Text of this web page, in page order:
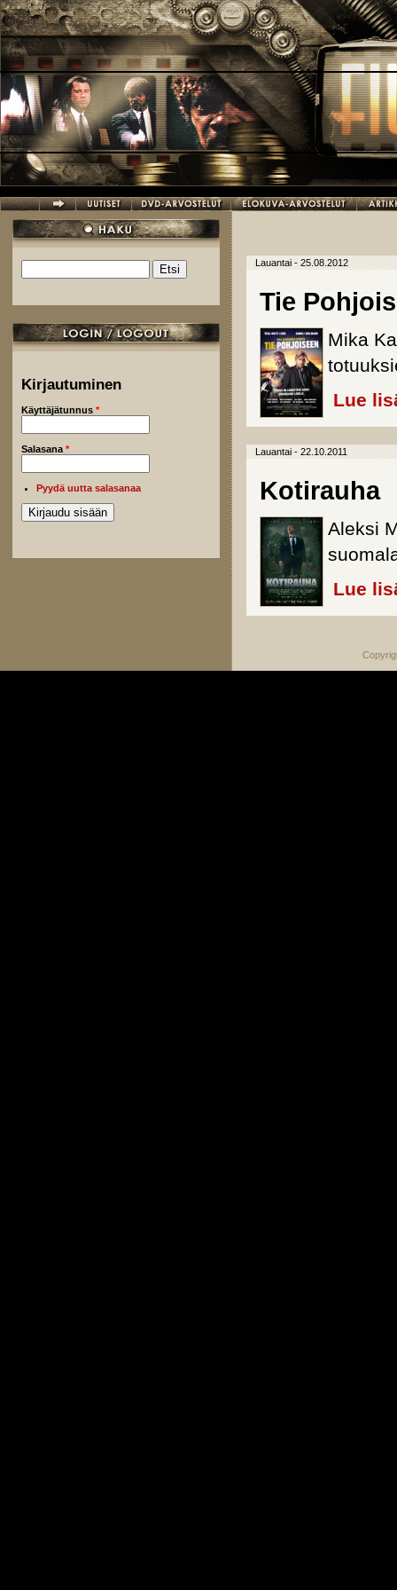
Hyppää pääsisältöön
Hakulomake
Kirjautuminen
Käyttäjätunnus *
Salasana *
Pyydä uutta salasanaa
Lauantai - 25.08.2012
Tie
Mika
Lue
Lauantai - 22.10.2011
Kotirauha
Aleksi
Lue